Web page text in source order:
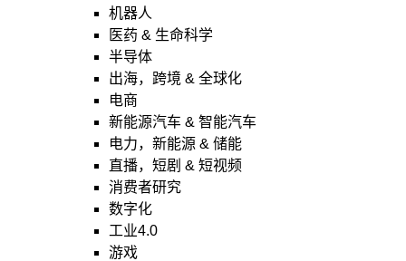
机器人
医药 & 生命科学
半导体
出海，跨境 & 全球化
电商
新能源汽车 & 智能汽车
电力，新能源 & 储能
直播，短剧 & 短视频
消费者研究
数字化
工业4.0
游戏